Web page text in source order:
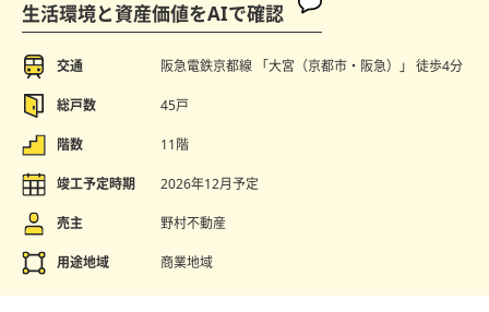
生活環境と資産価値をAIで確認
交通 阪急電鉄京都線 「大宮（京都市・阪急）」 徒歩4分
総戸数 45戸
階数 11階
竣工予定時期 2026年12月予定
売主 野村不動産
用途地域 商業地域